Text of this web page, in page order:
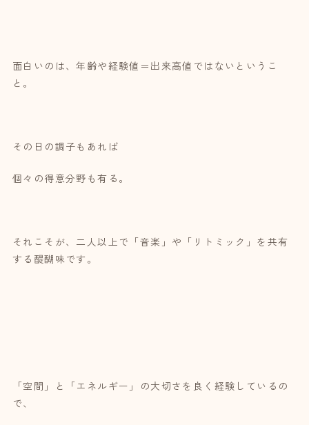
面白いのは、年齢や経験値＝出来高値ではないというこ
と。
その日の調子もあれば
個々の得意分野も有る。
それこそが、二人以上で「音楽」や「リトミック」を共有
する醍醐味です。
「空間」と「エネルギー」の大切さを良く経験しているの
で、